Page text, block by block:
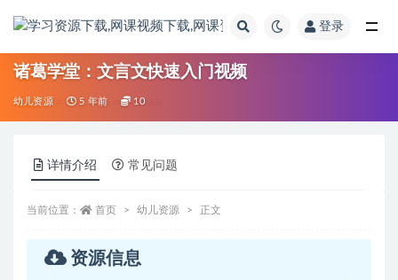
登录
诸葛学堂：文言文快速入门视频
幼儿资源 5 年前 10
详情介绍 常见问题
当前位置： 首页 幼儿资源 正文
资源信息